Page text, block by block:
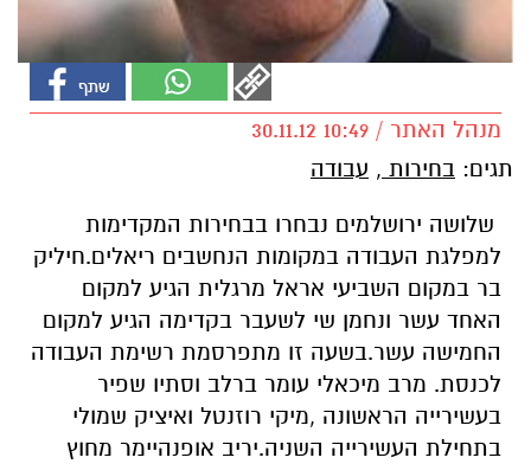
מנהל האתר / 10:49 30.11.12
תגים: בחירות , עבודה
שלושה ירושלמים נבחרו בבחירות המקדימות
למפלגת העבודה במקומות הנחשבים ריאלים.חיליק
בר במקום השביעי אראל מרגלית הגיע למקום
האחד עשר ונחמן שי לשעבר בקדימה הגיע למקום
החמישה עשר.בשעה זו מתפרסמת רשימת העבודה
לכנסת. מרב מיכאלי עומר ברלב וסתיו שפיר
בעשירייה הראשונה ,מיקי רוזנטל ואיציק שמולי
בתחילת העשירייה השניה.יריב אופנהיימר מחוץ